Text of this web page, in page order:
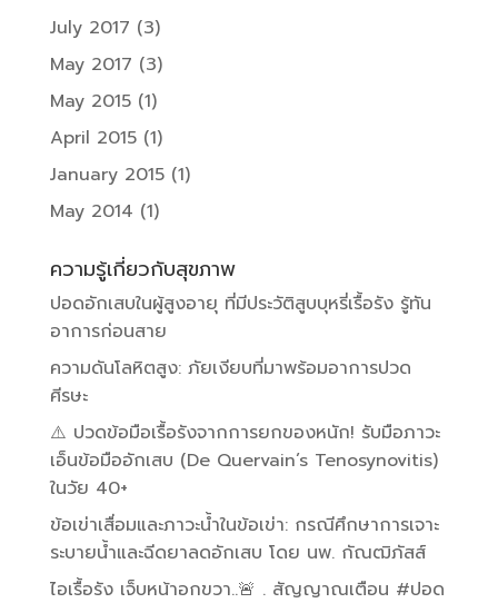
July 2017 (3)
May 2017 (3)
May 2015(1)
April 2015(1)
January 2015(1)
May 2014 (1)
ความรู้เกี่ยวกับสุขภาพ
ปอดอักเสบในผู้สูงอายุ ที่มีประวัติสูบบุหรี่เรื้อรัง รู้ทัน
อาการก่อนสาย
ความดันโลหิตสูง: ภัยเงียบที่มาพร้อมอาการปวด
ศีรษะ
⚠️ ปวดข้อมือเรื้อรังจากการยกของหนัก! รับมือภาวะ
เอ็นข้อมืออักเสบ (De Quervain’s Tenosynovitis)
ในวัย 40+
ข้อเข่าเสื่อมและภาวะน้ำในข้อเข่า: กรณีศึกษาการเจาะ
ระบายน้ำและฉีดยาลดอักเสบ โดย นพ. กัณฒิภัสส์
ไอเรื้อรัง เจ็บหน้าอกขวา..🚨 . สัญญาณเตือน #ปอด